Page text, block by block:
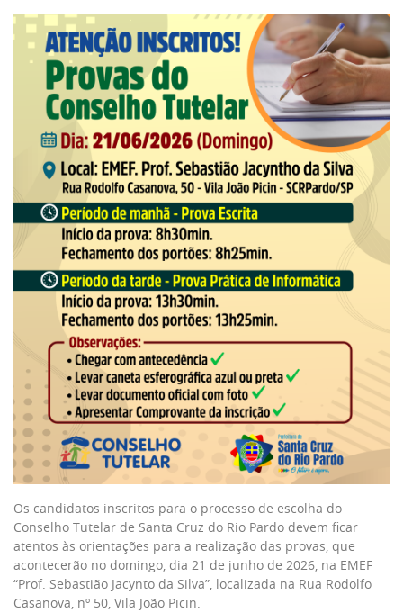
Os candidatos inscritos para o processo de escolha do
Conselho Tutelar de Santa Cruz do Rio Pardo devem ficar
atentos às orientações para a realização das provas, que
acontecerão no domingo, dia 21 de junho de 2026, na EMEF
“Prof. Sebastião Jacynto da Silva”, localizada na Rua Rodolfo
Casanova, nº 50, Vila João Picin.